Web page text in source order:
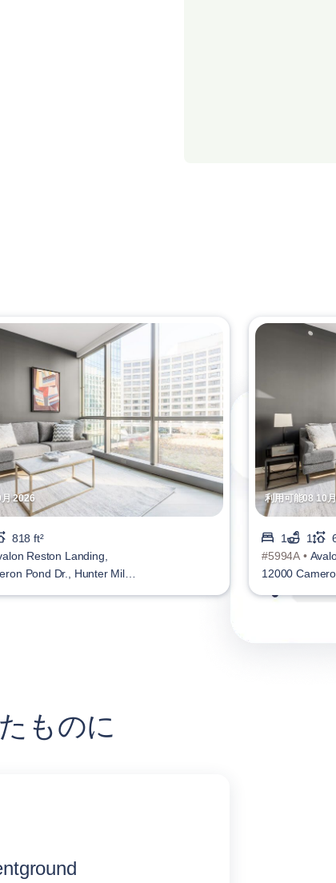
2026
818 ft²
Reston Landing,
Pond Dr., Hunter Mill
利用可能08 10
1 1
#5994A •
12000
ものに